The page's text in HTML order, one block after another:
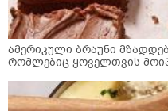
ამერიკული ბრაუნი
რომლებიც ყოველთვის